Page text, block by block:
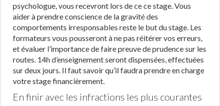
psychologue, vous recevront lors de ce ce stage. Vous
aider à prendre conscience de la gravité des
comportements irresponsables reste le but du stage. Les
formateurs vous pousseront à ne pas réitérer vos erreurs,
et évaluer l’importance de faire preuve de prudence sur les
routes. 14h d’enseignement seront dispensées, effectuées
sur deux jours. Il faut savoir qu’il faudra prendre en charge
votre stage financièrement.
En finir avec les infractions les plus courantes